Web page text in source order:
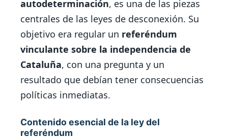
autodeterminación, es una de las piezas
centrales de las leyes de desconexión. Su
objetivo era regular un referéndum
vinculante sobre la independencia de
Cataluña, con una pregunta y un
resultado que debían tener consecuencias
políticas inmediatas.
Contenido esencial de la ley del
referéndum